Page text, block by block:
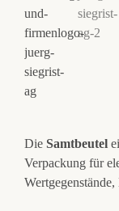
Die Samtbeutel
Verpackung für